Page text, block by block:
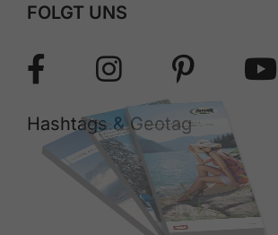
FOLGT UNS
Hashtags & Geotag